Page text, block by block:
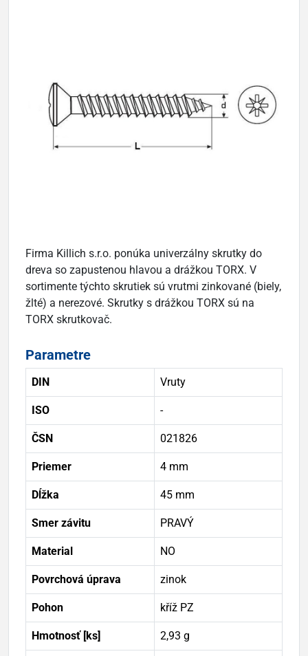
Firma Killich s.r.o. ponúka univerzálny skrutky do
dreva so zapustenou hlavou a drážkou TORX. V
sortimente týchto skrutiek sú vrutmi zinkované (biely,
žlté) a nerezové. Skrutky s drážkou TORX sú na
TORX skrutkovač.
Parametre
DIN Vruty
ISO -
ČSN 021826
Priemer 4 mm
Dĺžka 45 mm
Smer závitu PRAVÝ
Material NO
Povrchová úprava zinok
Pohon kříž PZ
Hmotnosť [ks] 2,93 g